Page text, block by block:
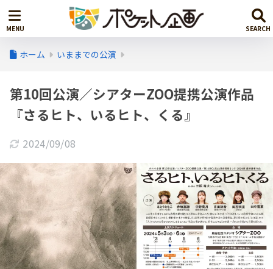
ホーム いままでの公演
第10回公演／シアターZOO提携公演作品
『さるヒト、いるヒト、くる』
2024/09/08